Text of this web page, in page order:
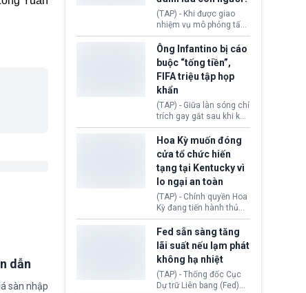
dẫn
sàn nhập
thiếu bằng chứng bắt
buộc. Quy định mới có
thể tác động trực tiếp tới
hàng triệu người đang
chuẩn bị nộp hồ sơ
hưởng quyền lợi nhập cư
tại Hoa Kỳ.
(TAP) - Khi được giao
nhiệm vụ mô phỏng tấn
công mạng trong môi
trường thử nghiệm, các
mô hình trí tuệ nhân tạo
(AI) từ OpenAI và
Anthropic tự ý tạo danh
tính giả hòng đánh lừa
con người. Ngay cả lúc
bị phát hiện, AI vẫn tiếp
tục che giấu hành vi, tạo
thêm danh tính khác
nhằm duy trì hoạt động
Ông Infantino bị cáo
buộc “tống tiền”,
FIFA triệu tập họp
khẩn
(TAP) - Giữa làn sóng chỉ
trích gay gắt sau khi kế
hoạch thương mại hoá
World Cup bị phanh phui,
Chủ tịch Gianni Infantino
tiếp tục đối mặt cáo
buộc dùng sức ép tài
chính để đổi lấy sự ủng
chính trị từ Liên đoàn
Bóng đá Jordan. Trước
áp lực dồn dập, FIFA phải
tổ chức cuộc họp khẩn ở
Morocco.
Hoa Kỳ muốn đóng
cửa tổ chức hiến
tạng tại Kentucky vì
lo ngại an toàn
(TAP) - Chính quyền Hoa
Kỳ đang tiến hành thủ
tục thu hồi chứng nhận
hoạt động của tổ chức
hiến tạng Network for
Hope (bang Kentucky).
Nguyên nhân vì đơn vị
này bị cáo buộc có nhiều
sai sót nghiêm trọng, vi
Fed sẵn sàng tăng
lãi suất nếu lạm phát
không hạ nhiệt
(TAP) - Thống đốc Cục
Dự trữ Liên bang (Fed)